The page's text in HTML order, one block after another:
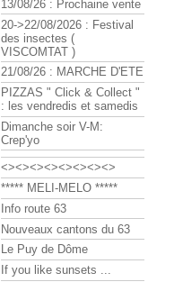
13/08/26 : Prochaine vente
20->22/08/2026 : Festival
des insectes (
VISCOMTAT )
21/08/26 : MARCHE D'ETE
PIZZAS " Click & Collect "
: les vendredis et samedis
Dimanche soir V-M:
Crep'yo
<><><><><><><><>
***** MELI-MELO *****
Info route 63
Nouveaux cantons du 63
Le Puy de Dôme
If you like sunsets ...